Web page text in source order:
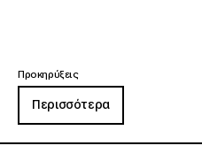
Προκηρύξεις
Περισσότερα